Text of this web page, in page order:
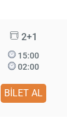
2+1
15:00
02:00
BİLET AL